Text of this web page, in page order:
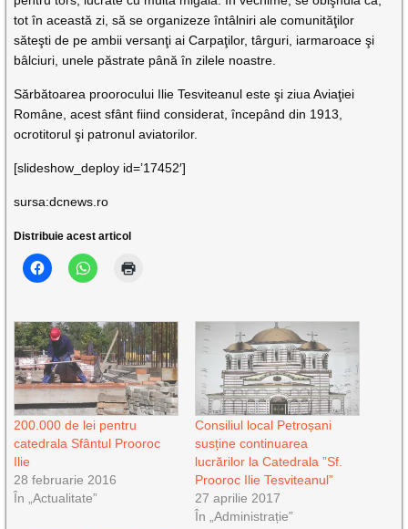
tot în această zi, să se organizeze întâlniri ale comunităţilor
săteşti de pe ambii versanţi ai Carpaţilor, târguri, iarmaroace şi
bâlciuri, unele păstrate până în zilele noastre.
Sărbătoarea proorocului Ilie Tesviteanul este şi ziua Aviaţiei
Române, acest sfânt fiind considerat, începând din 1913,
ocrotitorul şi patronul aviatorilor.
[slideshow_deploy id=’17452′]
sursa:dcnews.ro
Distribuie acest articol
200.000 de lei pentru
catedrala Sfântul Prooroc
Ilie
28 februarie 2016
În „Actualitate”
Consiliul local Petroșani
susține continuarea
lucrărilor la Catedrala ”Sf.
Prooroc Ilie Tesviteanul”
27 aprilie 2017
În „Administrație”